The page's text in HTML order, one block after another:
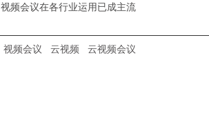
视频会议在各行业运用已成主流
视频会议 云视频 云视频会议